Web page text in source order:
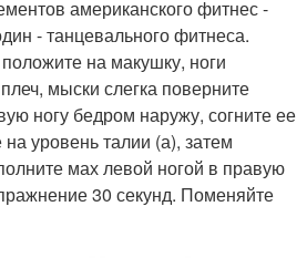
американского фитнес -
- танцевального фитнеса.
на макушку, ноги
мыски слегка поверните
ногу бедром наружу, согните ее
уровень талии (а), затем
мах левой ногой в правую
30 секунд. Поменяйте